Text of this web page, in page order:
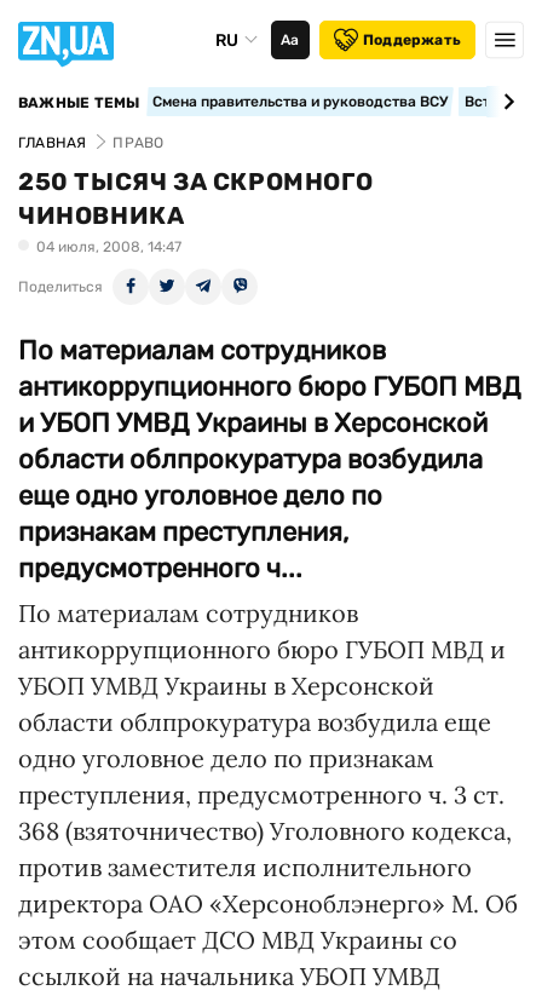
RU Аа Поддержать
ВАЖНЫЕ ТЕМЫ Смена правительства и руководства ВСУ
ГЛАВНАЯ ПРАВО
250 ТЫСЯЧ ЗА СКРОМНОГО
ЧИНОВНИКА
04 июля, 2008, 14:47
Поделиться
По материалам сотрудников
антикоррупционного бюро ГУБОП МВД
и УБОП УМВД Украины в Херсонской
области облпрокуратура возбудила
еще одно уголовное дело по
признакам преступления,
предусмотренного ч...
По материалам сотрудников
антикоррупционного бюро ГУБОП МВД и
УБОП УМВД Украины в Херсонской
области облпрокуратура возбудила еще
одно уголовное дело по признакам
преступления, предусмотренного ч. 3 ст.
368 (взяточничество) Уголовного кодекса,
против заместителя исполнительного
директора ОАО «Херсоноблэнерго» М. Об
этом сообщает ДСО МВД Украины со
ссылкой на начальника УБОП УМВД